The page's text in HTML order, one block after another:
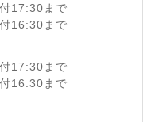
17:30まで
16:30まで
17:30まで
16:30まで